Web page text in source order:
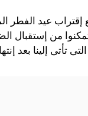
إقتراب عيد الفطر
من إستقبال
تأتى إلينا بعد